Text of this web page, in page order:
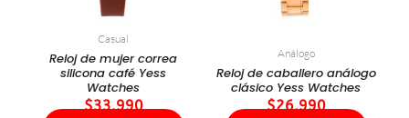
Casual
Reloj de mujer correa
silicona café Yess
Watches
$33.990
Análogo
Reloj de caballero análogo
clásico Yess Watches
$26.990